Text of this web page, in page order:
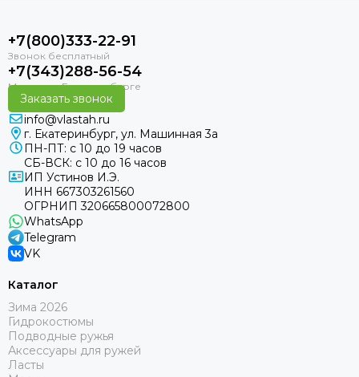
+7(800)333-22-91
+7(343)288-56-54
Заказать звонок
info@vlastah.ru
г. Екатеринбург, ул. Машинная 3а
ПН-ПТ: с 10 до 19 часов
СБ-ВСК: с 10 до 16 часов
ИП Устинов И.Э.
ИНН 667303261560
ОГРНИП 320665800072800
WhatsApp
Telegram
VK
Каталог
Зима 2026
Гидрокостюмы
Подводные ружья
Аксессуары для ружей
Ласты